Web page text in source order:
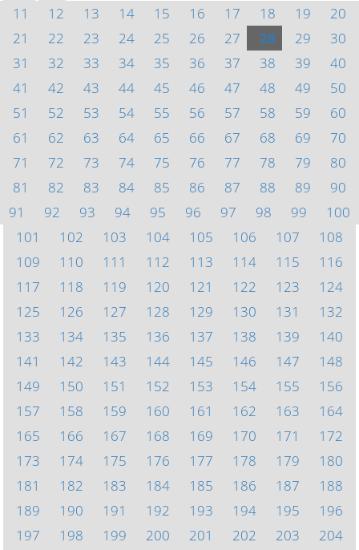
11
12 13 14 15 16 17 18 19
20
21
22 23 24 25 26 27 28 29
30
31
32 33 34 35 36 37 38 39
40
41
42 43 44 45 46 47 48 49
50
51
52 53 54 55 56 57 58 59
60
61
62 63 64 65 66 67 68 69
70
71
72 73 74 75 76 77 78 79
80
81
82 83 84 85 86 87 88 89
90
91
92 93 94 95 96 97 98 99
100
101
102 103 104 105 106 107
108
109
110 111 112 113 114 115
116
117
118 119 120 121 122 123
124
125
126 127 128 129 130 131
132
133
134 135 136 137 138 139
140
141
142 143 144 145 146 147
148
149
150 151 152 153 154 155
156
157
158 159 160 161 162 163
164
165
166 167 168 169 170 171
172
173
174 175 176 177 178 179
180
181
182 183 184 185 186 187
188
189
190 191 192 193 194 195
196
197
198 199 200 201 202 203
204